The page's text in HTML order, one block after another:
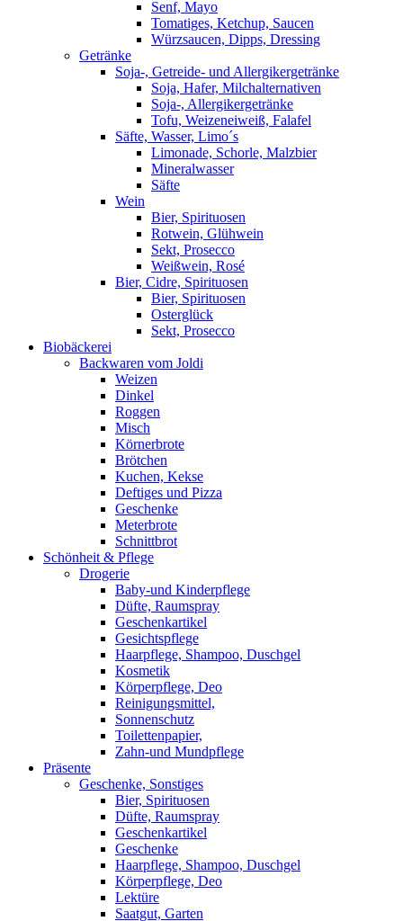
Senf, Mayo
Tomatiges, Ketchup, Saucen
Würzsaucen, Dipps, Dressing
Getränke
Soja-, Getreide- und Allergikergetränke
Soja, Hafer, Milchalternativen
Soja-, Allergikergetränke
Tofu, Weizeneiweiß, Falafel
Säfte, Wasser, Limo´s
Limonade, Schorle, Malzbier
Mineralwasser
Säfte
Wein
Bier, Spirituosen
Rotwein, Glühwein
Sekt, Prosecco
Weißwein, Rosé
Bier, Cidre, Spirituosen
Bier, Spirituosen
Osterglück
Sekt, Prosecco
Biobäckerei
Backwaren vom Joldi
Weizen
Dinkel
Roggen
Misch
Körnerbrote
Brötchen
Kuchen, Kekse
Deftiges und Pizza
Geschenke
Meterbrote
Schnittbrot
Schönheit & Pflege
Drogerie
Baby-und Kinderpflege
Düfte, Raumspray
Geschenkartikel
Gesichtspflege
Haarpflege, Shampoo, Duschgel
Kosmetik
Körperpflege, Deo
Reinigungsmittel,
Sonnenschutz
Toilettenpapier,
Zahn-und Mundpflege
Präsente
Geschenke, Sonstiges
Bier, Spirituosen
Düfte, Raumspray
Geschenkartikel
Geschenke
Haarpflege, Shampoo, Duschgel
Körperpflege, Deo
Lektüre
Saatgut, Garten